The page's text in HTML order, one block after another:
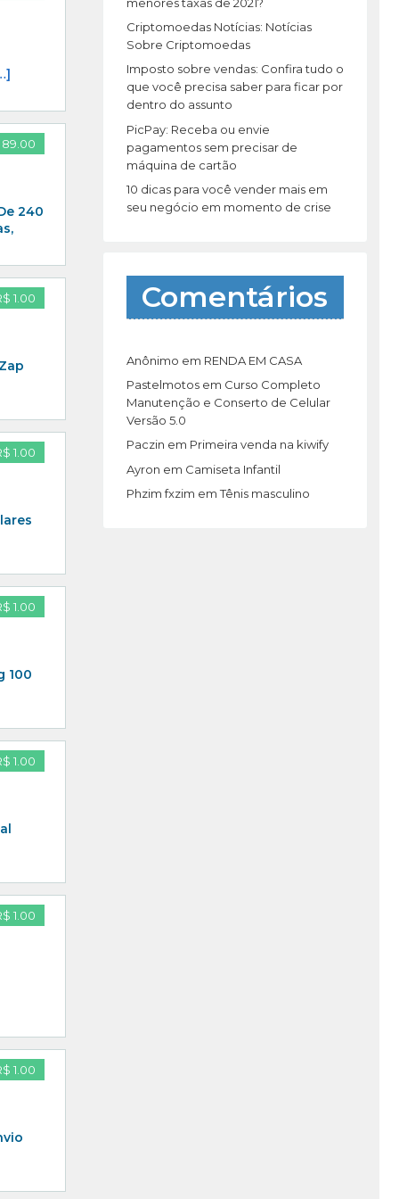
89.00
240
1.00
1.00
1.00
100
1.00
1.00
1.00
:
Criptomoedas Notícias: Notícias
Sobre Criptomoedas
Imposto sobre vendas: Confira tudo o
que você precisa saber para ficar por
dentro do assunto
PicPay: Receba ou envie
pagamentos sem precisar de
máquina de cartão
10 dicas para você vender mais em
seu negócio em momento de crise
Comentários
Anônimo em RENDA EM CASA
Pastelmotosem Curso Completo
Manutenção e Conserto de Celular
Versão 5.0
Paczin em Primeira venda na kiwify
Ayron em Camiseta Infantil
Phzim fxzim emTênis masculino